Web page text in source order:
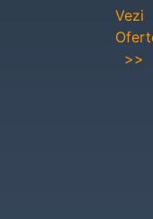
Vezi
>>